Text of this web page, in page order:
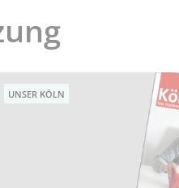
UNSER KÖLN